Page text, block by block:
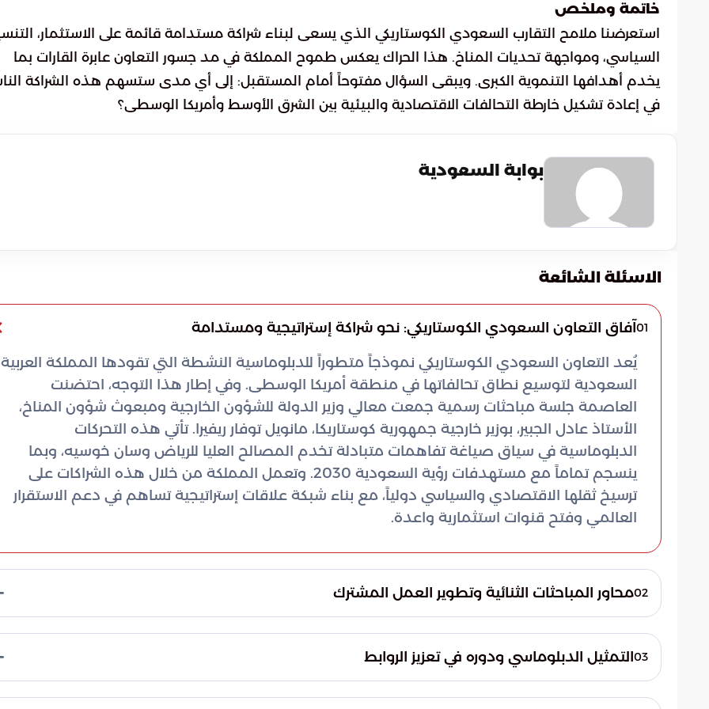
خاتمة وملخص
استعرضنا ملامح التقارب السعودي الكوستاريكي الذي يسعى لبناء شراكة مستدامة قائمة على الاستثمار،
السياسي، ومواجهة تحديات المناخ. هذا الحراك يعكس طموح المملكة في مد جسور التعاون عابرة القارات بما
يخدم أهدافها التنموية الكبرى. ويبقى السؤال مفتوحاً أمام المستقبل: إلى أي مدى ستسهم هذه الشراكة
في إعادة تشكيل خارطة التحالفات الاقتصادية والبيئية بين الشرق الأوسط وأمريكا الوسطى؟
بوابة السعودية
الاسئلة الشائعة
01آفاق التعاون السعودي الكوستاريكي: نحو شراكة إستراتيجية ومستدامة
يُعد التعاون السعودي الكوستاريكي نموذجاً متطوراً للدبلوماسية النشطة التي تقودها المملكة العربية
السعودية لتوسيع نطاق تحالفاتها في منطقة أمريكا الوسطى. وفي إطار هذا التوجه، احتضنت
العاصمة جلسة مباحثات رسمية جمعت معالي وزير الدولة للشؤون الخارجية ومبعوث شؤون المناخ،
الأستاذ عادل الجبير، بوزير خارجية جمهورية كوستاريكا، مانويل توفار ريفيرا. تأتي هذه التحركات
الدبلوماسية في سياق صياغة تفاهمات متبادلة تخدم المصالح العليا للرياض وسان خوسيه، وبما
ينسجم تماماً مع مستهدفات رؤية السعودية 2030. وتعمل المملكة من خلال هذه الشراكات على
ترسيخ ثقلها الاقتصادي والسياسي دولياً، مع بناء شبكة علاقات إستراتيجية تساهم في دعم الاستقرار
العالمي وفتح قنوات استثمارية واعدة.
02محاور المباحثات الثنائية وتطوير العمل المشترك
الروابط الدبلوماسية إلى شراكة حقيقية تتجاوز الأطر التقليدية. وأبدى الجانبان رغبة ملموسة في تحديث
آليات التعاون الثنائي لتلبية متطلبات المرحلة الحالية، بما يضمن مواجهة التحديات العالمية بفعالية
وكفاءة عالية. تناولت النقاشات مجموعة من الركائز الأساسية لتعميق الروابط بين البلدين، وشملت:
03التمثيل الدبلوماسي ودوره في تعزيز الروابط